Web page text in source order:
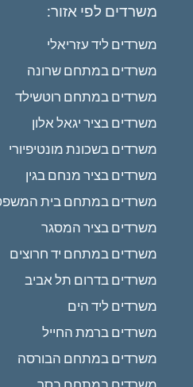
משרדים לפי אזור:
משרדים ליד עזריאלי
משרדים במתחם שרונה
משרדים במתחם רוטשילד
משרדים בציר יגאל אלון
משרדים בשכונת מונטיפיורי
משרדים בציר מנחם בגין
משרדים במתחם בית
משרדים בציר המסגר
משרדים במתחם יד חרוצים
משרדים בדרום תל אביב
משרדים ליד הים
משרדים ברמת החייל
משרדים במתחם הבורסה